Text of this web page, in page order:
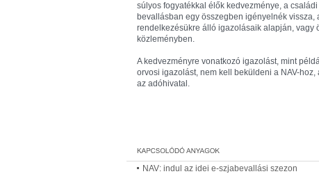
súlyos fogyatékkal élők kedvezménye, a
bevallásban egy összegben igényelnék
rendelkezésükre álló igazolásaik alapján,
közleményben.
A kedvezményre vonatkozó igazolást, mint
orvosi igazolást, nem kell beküldeni a NAV-
az adóhivatal.
NAV: indul az idei e-szjabevallási szezon